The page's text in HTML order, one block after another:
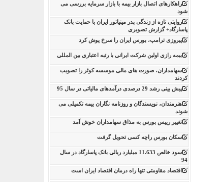
راهکارهای اتصال بازار بیمه با بازار سرمایه بررسی می
شود
روایتی تازه از زندگی پدر مینیاتور ایران با حمایت بانک
پاسارگاد+ گزارش تصویری
پیروزی ترامپ، بورس ایران را سرخ پوش کرد
بیمه رازی اولین شرکت ایرانی با رتبه اعتباری بین المللی
سهامداران، صورت های مالی موسسه کوثر را تصویب
کردند
پیش بینی رشد 29 درصدی درآمدهای مالیاتی در سال 95
هنرمندان، نویسندگان و روزنامه نگاران بیمه تکمیلی می
شوند
تغییر رییس بورس به مذاق سهامداران خوش آمد
سکان بورس راچه کسی تحویل گرفت
سود خالص 11.633 میلیارد ریالی بانک پاسارگاد در سال
94
اقتصاد مقاومتی تنها راه درمان اقتصاد ایران است